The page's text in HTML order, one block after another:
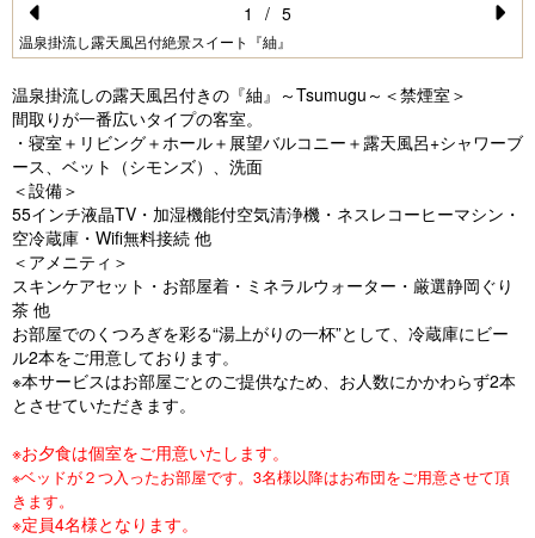
Pr
e
vi
o
u
s
温泉掛流し露天風呂付絶景スイート『紬』
1 / 5
温泉掛流しの露天風呂付きの『紬』～Tsumugu～＜禁煙室＞
間取りが一番広いタイプの客室。
・寝室＋リビング＋ホール＋展望バルコニー＋露天風呂+シャワーブ
ース、ベット（シモンズ）、洗面
＜設備＞
55インチ液晶TV・加湿機能付空気清浄機・ネスレコーヒーマシン・
空冷蔵庫・Wifi無料接続 他
＜アメニティ＞
スキンケアセット・お部屋着・ミネラルウォーター・厳選静岡ぐり
茶 他
お部屋でのくつろぎを彩る“湯上がりの一杯”として、冷蔵庫にビー
ル2本をご用意しております。
※本サービスはお部屋ごとのご提供なため、お人数にかかわらず2本
とさせていただきます。
※お夕食は個室をご用意いたします。
※ベッドが２つ入ったお部屋です。3名様以降はお布団をご用意させて頂
きます。
※定員4名様となります。